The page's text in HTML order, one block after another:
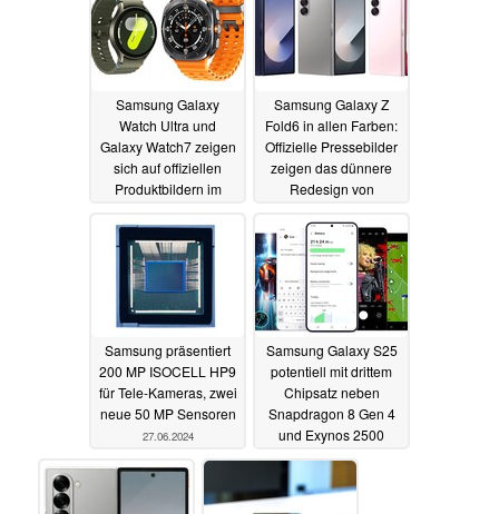
Samsung Galaxy
Watch Ultra und
Galaxy Watch7 zeigen
sich auf offiziellen
Produktbildern im
Samsung Galaxy Z
Fold6 in allen Farben:
Offizielle Pressebilder
zeigen das dünnere
Redesign von
27.06.2024
Samsung präsentiert
200 MP ISOCELL HP9
für Tele-Kameras, zwei
neue 50 MP Sensoren
27.06.2024
Samsung Galaxy S25
potentiell mit drittem
Chipsatz neben
Snapdragon 8 Gen 4
und Exynos 2500
27.06.2024